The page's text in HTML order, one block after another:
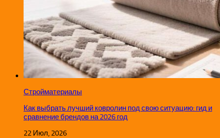
Стройматериалы
Как выбрать лучший ковролин под свою ситуацию: гид и
сравнение брендов на 2026 год
22 Июл, 2026